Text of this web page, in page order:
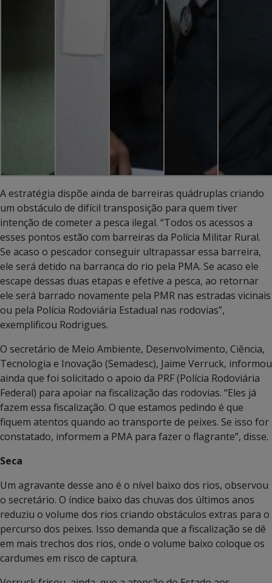
A estratégia dispõe ainda de barreiras quádruplas criando
um obstáculo de difícil transposição para quem tiver
intenção de cometer a pesca ilegal. “Todos os acessos a
esses pontos estão com barreiras da Polícia Militar Rural.
Se acaso o pescador conseguir ultrapassar essa barreira,
ele será detido na barranca do rio pela PMA. Se acaso ele
escape dessas duas etapas e efetive a pesca, ao retornar
ele será barrado novamente pela PMR nas estradas vicinais
ou pela Polícia Rodoviária Estadual nas rodovias”,
exemplificou Rodrigues.
O secretário de Meio Ambiente, Desenvolvimento, Ciência,
Tecnologia e Inovação (Semadesc), Jaime Verruck, informou
ainda que foi solicitado o apoio da PRF (Polícia Rodoviária
Federal) para apoiar na fiscalização das rodovias. “Eles já
fazem essa fiscalização. O que estamos pedindo é que
fiquem atentos quando ao transporte de peixes. Se isso for
constatado, informem a PMA para fazer o flagrante”, disse.
Seca
Um agravante desse ano é o nível baixo dos rios, observou
o secretário. O índice baixo das chuvas dos últimos anos
reduziu o volume dos rios criando obstáculos extras para o
percurso dos peixes. Isso demanda que a fiscalização se dê
em mais trechos dos rios, onde o volume baixo coloque os
cardumes em risco de captura.